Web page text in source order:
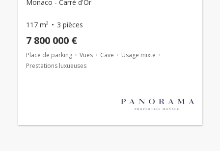
Monaco - Carré d'Or
117 m² 3 pièces
7 800 000 €
Place de parking Vues Cave
Usage mixte
Prestations luxueuses